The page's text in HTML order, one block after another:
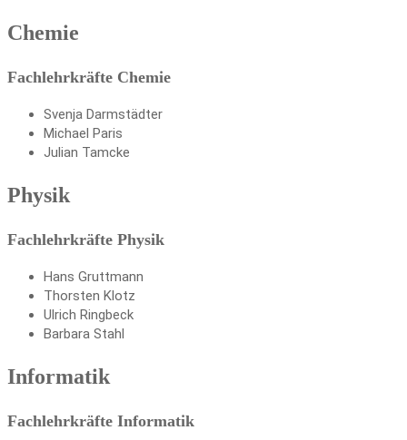
Chemie
Fachlehrkräfte Chemie
Svenja Darmstädter
Michael Paris
Julian Tamcke
Physik
Fachlehrkräfte Physik
Hans Gruttmann
Thorsten Klotz
Ulrich Ringbeck
Barbara Stahl
Informatik
Fachlehrkräfte Informatik